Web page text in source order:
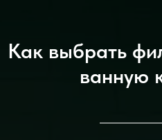
Как выбрать
ванную